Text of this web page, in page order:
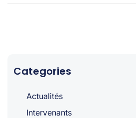
Categories
Actualités
Intervenants